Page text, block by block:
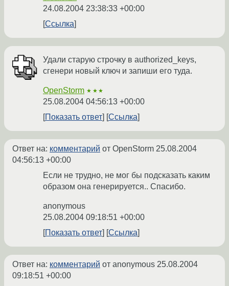
24.08.2004 23:38:33 +00:00
Ссылка
Удали старую строчку в authorized_keys,
сгенери новый ключ и запиши его туда.
OpenStorm ★★★
25.08.2004 04:56:13 +00:00
Показать ответ
Ссылка
Ответ на: комментарий от OpenStorm 25.08.2004
04:56:13 +00:00
Если не трудно, не мог бы подсказать каким
образом она генерируется.. Спасибо.
anonymous
25.08.2004 09:18:51 +00:00
Показать ответ
Ссылка
Ответ на: комментарий от anonymous 25.08.2004
09:18:51 +00:00